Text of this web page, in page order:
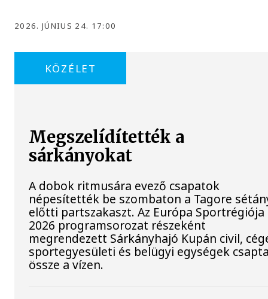
2026. JÚNIUS 24. 17:00
KÖZÉLET
Megszelídítették a
sárkányokat
A dobok ritmusára evező csapatok
népesítették be szombaton a Tagore
előtti partszakaszt. Az Európa Sportrégiója
2026 programsorozat részeként
megrendezett Sárkányhajó Kupán civil,
sportegyesületi és belügyi egységek
össze a vízen.